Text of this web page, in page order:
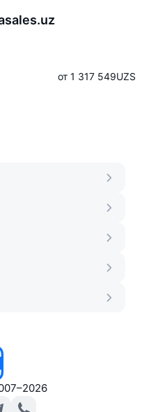
от 1 317 549UZS